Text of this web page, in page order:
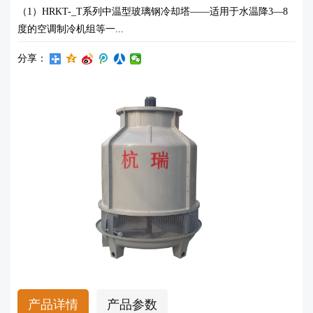
（1）HRKT-_T系列中温型玻璃钢冷却塔——适用于水温降3—8
度的空调制冷机组等一...
分享：
产品详情 产品参数